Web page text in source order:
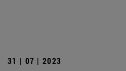
31 | 07 | 2023